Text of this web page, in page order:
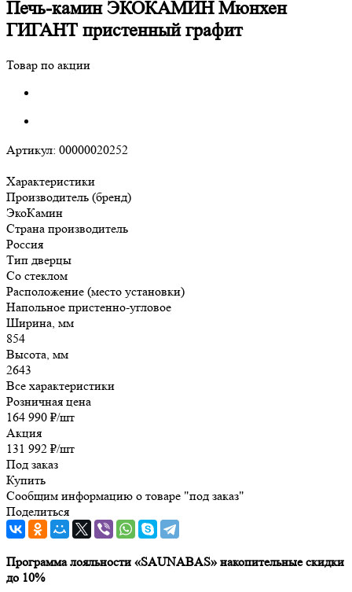
Печь-камин ЭКОКАМИН Мюнхен
ГИГАНТ пристенный графит
Товар по акции
Артикул: 00000020252
Характеристики
Производитель (бренд)
ЭкоКамин
Страна производитель
Россия
Тип дверцы
Со стеклом
Расположение (место установки)
Напольное пристенно-угловое
Ширина, мм
854
Высота, мм
2643
Все характеристики
Розничная цена
164 990 ₽/шт
Акция
131 992 ₽/шт
Под заказ
Купить
Сообщим информацию о товаре "под заказ"
Поделиться
Программа лояльности «SAUNABAS» накопительные скидки
до 10%